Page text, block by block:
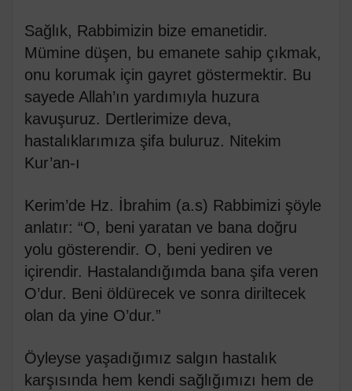
Sağlık, Rabbimizin bize emanetidir.
Mümine düşen, bu emanete sahip çıkmak,
onu korumak için gayret göstermektir. Bu
sayede Allah’ın yardımıyla huzura
kavuşuruz. Dertlerimize deva,
hastalıklarımıza şifa buluruz. Nitekim
Kur’an-ı
Kerim’de Hz. İbrahim (a.s) Rabbimizi şöyle
anlatır: “O, beni yaratan ve bana doğru
yolu gösterendir. O, beni yediren ve
içirendir. Hastalandığımda bana şifa veren
O’dur. Beni öldürecek ve sonra diriltecek
olan da yine O’dur.”
Öyleyse yaşadığımız salgın hastalık
karşısında hem kendi sağlığımızı hem de